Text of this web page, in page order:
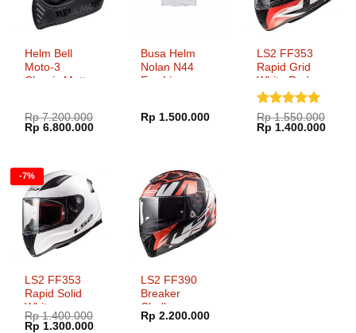
Helm Bell
Moto-3
Classic Matte
Rp7.200.000
Harga
aslinya
Rp 6.800.000Harga
Busa Helm
Nolan N44
Evo Liner
Comfort
Rp 1.500.000
LS2 FF353
Rapid Grid
White Red
Dinilai5
dari 5
Rp1.550.000
Harga
aslinya
Rp 1.400.000Harga
-7%
LS2 FF353
Rapid Solid
White
Rp1.400.000
Harga
Rp 1.300.000Harga
LS2 FF390
Breaker
Challenge
Loris Baz
Rp 2.200.000